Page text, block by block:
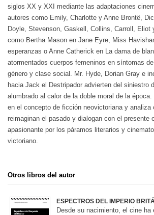
siglos XX y XXI mediante las adaptaciones
autores como Emily, Charlotte y Anne Brontë,
Doyle, Stevenson, Gaskell, Collins, Carroll, Eliot
como Bertha Mason en Jane Eyre, Miss
esperanzas o Anne Catherick en La dama de
atormentados cuerpos femeninos en síntomas
género y clase social. Mr. Hyde, Dorian Gray e
hacia Jack el Destripador advierten del siniestro
alumbrado al calor de la doble moral de la
en el concepto de ficción neovictoriana y analiza
reimaginan el pasado y dialogan con el presente
apasionante por los páramos literarios y
victoriano.
Otros libros del autor
ESPECTROS DEL IMPERIO
Desde su nacimiento, el cine ha